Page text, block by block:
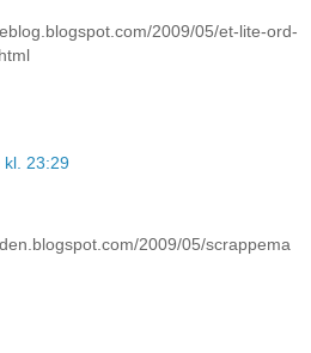
2009/05/et-lite-ord-
kl. 23:29
2009/05/scrappema